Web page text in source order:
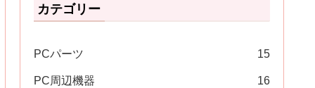
カテゴリー
PCパーツ 15
PC周辺機器 16